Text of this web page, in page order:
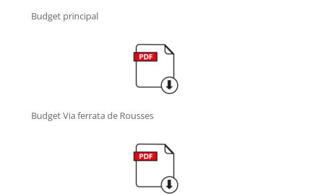
Budget principal
Budget Via ferrata de Rousses